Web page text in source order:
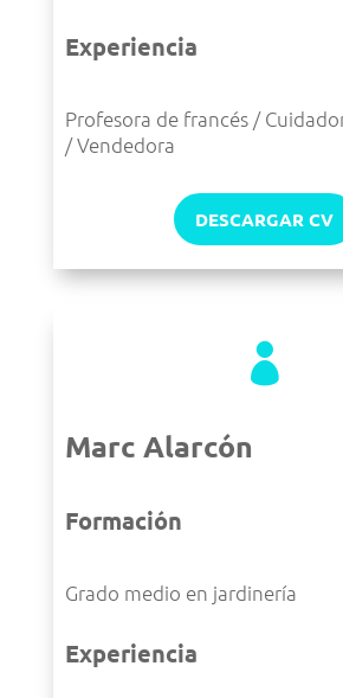
Experiencia
Profesora de francés /
/ Vendedora
DESCARGAR CV

Marc Alarcón
Formación
Grado medio en jardinería
Experiencia